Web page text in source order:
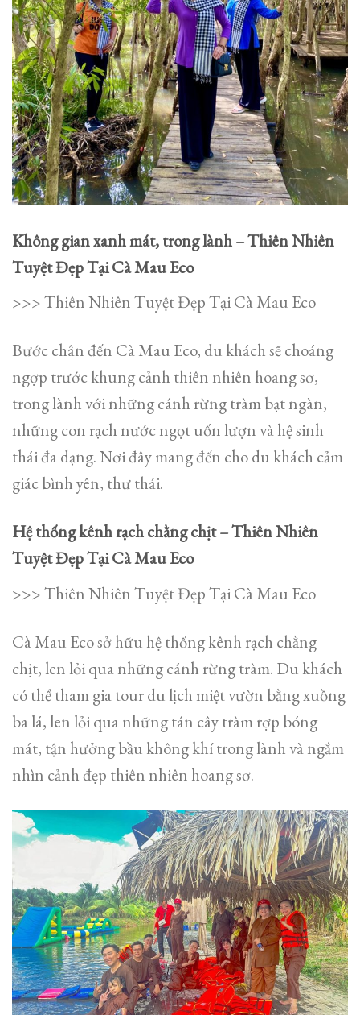
Không gian xanh mát, trong lành – Thiên Nhiên
Tuyệt Đẹp Tại Cà Mau Eco
>>> Thiên Nhiên Tuyệt Đẹp Tại Cà Mau Eco
Bước chân đến Cà Mau Eco, du khách sẽ choáng
ngợp trước khung cảnh thiên nhiên hoang sơ,
trong lành với những cánh rừng tràm bạt ngàn,
những con rạch nước ngọt uốn lượn và hệ sinh
thái đa dạng. Nơi đây mang đến cho du khách cảm
giác bình yên, thư thái.
Hệ thống kênh rạch chằng chịt – Thiên Nhiên
Tuyệt Đẹp Tại Cà Mau Eco
>>> Thiên Nhiên Tuyệt Đẹp Tại Cà Mau Eco
Cà Mau Eco sở hữu hệ thống kênh rạch chằng
chịt, len lỏi qua những cánh rừng tràm. Du khách
có thể tham gia tour du lịch miệt vườn bằng xuồng
ba lá, len lỏi qua những tán cây tràm rợp bóng
mát, tận hưởng bầu không khí trong lành và ngắm
nhìn cảnh đẹp thiên nhiên hoang sơ.